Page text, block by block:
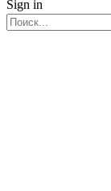
Sign in